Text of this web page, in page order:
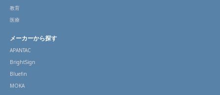
教育
医療
メーカーから探す
APANTAC
BrightSign
Bluefin
MOKA